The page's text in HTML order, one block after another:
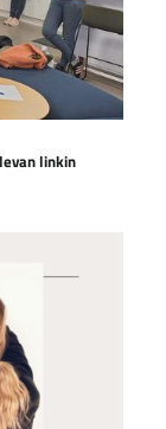
linkin